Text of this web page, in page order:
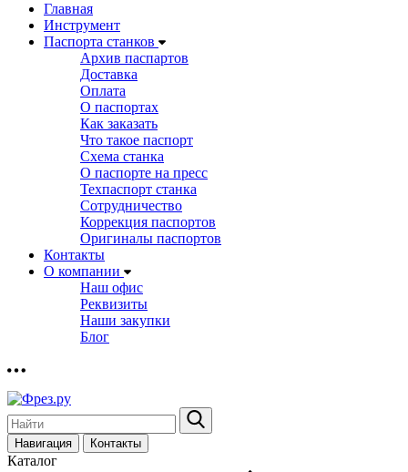
Главная
Инструмент
Паспорта станков
Архив паспартов
Доставка
Оплата
О паспортах
Как заказать
Что такое паспорт
Схема станка
О паспорте на пресс
Техпаспорт станка
Сотрудничество
Коррекция паспортов
Оригиналы паспортов
Контакты
О компании
Наш офис
Реквизиты
Наши закупки
Блог
Навигация Контакты
Каталог